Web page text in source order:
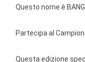
Questo nome è
Partecipa al
Questa edizione